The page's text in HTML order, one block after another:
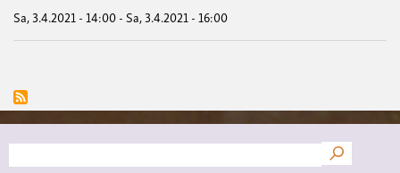
Sa, 3.4.2021 - 14:00-Sa, 3.4.2021 - 16:00
Suche